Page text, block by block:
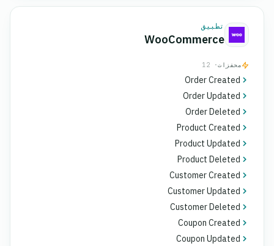
تطبيق
WooCommerce
محفزات· 12
Order Created
Order Updated
Order Deleted
Product Created
Product Updated
Product Deleted
Customer Created
Customer Updated
Customer Deleted
Coupon Created
Coupon Updated